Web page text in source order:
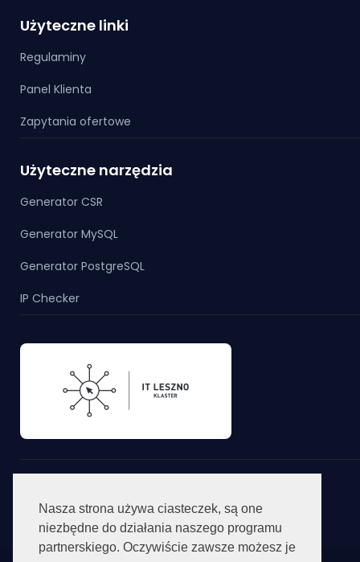
Nasza strona używa ciasteczek, są one
niezbędne do działania naszego programu
partnerskiego. Oczywiście zawsze możesz je
Użyteczne linki
Regulaminy
Panel Klienta
Zapytania ofertowe
Użyteczne narzędzia
Generator CSR
Generator MySQL
Generator PostgreSQL
IP Checker